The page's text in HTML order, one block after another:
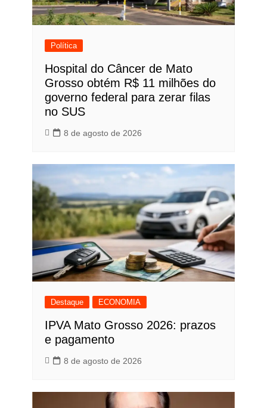
Política
Hospital do Câncer de Mato
Grosso obtém R$ 11 milhões do
governo federal para zerar filas
no SUS
8 de agosto de 2026
Destaque ECONOMIA
IPVA Mato Grosso 2026: prazos
e pagamento
8 de agosto de 2026